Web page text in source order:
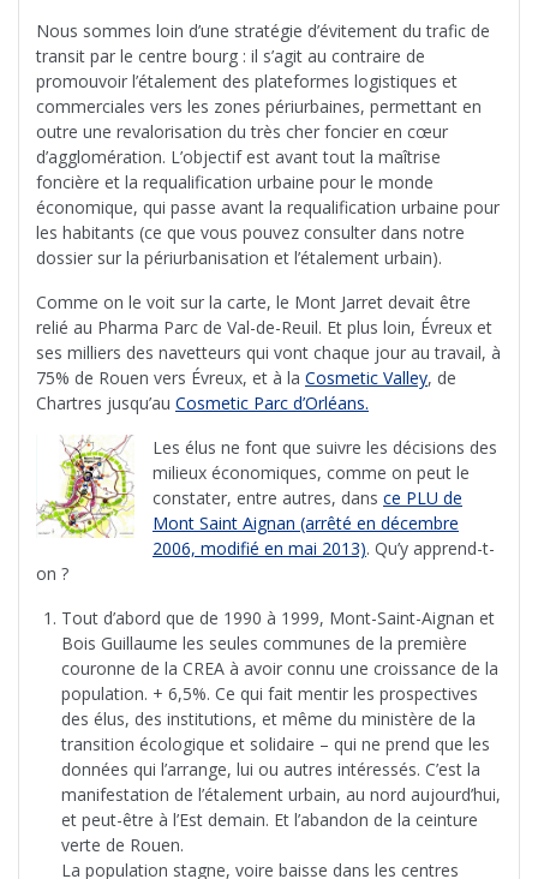
Nous sommes loin d’une stratégie d’évitement du trafic de
transit par le centre bourg : il s’agit au contraire de
promouvoir l’étalement des plateformes logistiques et
commerciales vers les zones périurbaines, permettant en
outre une revalorisation du très cher foncier en cœur
d’agglomération. L’objectif est avant tout la maîtrise
foncière et la requalification urbaine pour le monde
économique, qui passe avant la requalification urbaine pour
les habitants (ce que vous pouvez consulter dans notre
dossier sur la périurbanisation et l’étalement urbain).
Comme on le voit sur la carte, le Mont Jarret devait être
relié au Pharma Parc de Val-de-Reuil. Et plus loin, Évreux et
ses milliers des navetteurs qui vont chaque jour au travail, à
75% de Rouen vers Évreux, et à la Cosmetic Valley, de
Chartres jusqu’au Cosmetic Parc d’Orléans.
Les élus ne font que suivre les décisions des
milieux économiques, comme on peut le
constater, entre autres, dans ce PLU de
Mont Saint Aignan (arrêté en décembre
2006, modifié en mai 2013). Qu’y apprend-t-
on ?
Tout d’abord que de 1990 à 1999, Mont-Saint-Aignan et
Bois Guillaume les seules communes de la première
couronne de la CREA à avoir connu une croissance de la
population. + 6,5%. Ce qui fait mentir les prospectives
des élus, des institutions, et même du ministère de la
transition écologique et solidaire – qui ne prend que les
données qui l’arrange, lui ou autres intéressés. C’est la
manifestation de l’étalement urbain, au nord aujourd’hui,
et peut-être à l’Est demain. Et l’abandon de la ceinture
verte de Rouen.
La population stagne, voire baisse dans les centres